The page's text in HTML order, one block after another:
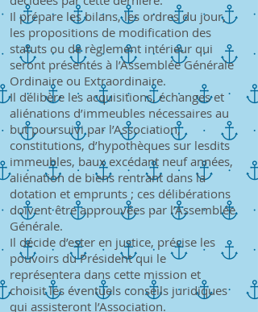
Il prépare les bilans, les ordres du jour,
les propositions de modification des
statuts ou de règlement intérieur qui
seront présentés à l’Assemblée Générale
Ordinaire ou Extraordinaire.
Il délibère les acquisitions, échanges et
aliénations d’immeubles nécessaires au
but poursuivi par l’Association,
constitutions, d’hypothèques sur lesdits
immeubles, baux excédant neuf années,
aliénation de biens rentrant dans la
dotation et emprunts ; ces délibérations
doivent être approuvées par l’Assemblée
Générale.
Il décide d’ester en justice, précise les
pouvoirs du Président qui le
représentera dans cette mission et
choisit les éventuels conseils juridiques
qui assisteront l’Association.